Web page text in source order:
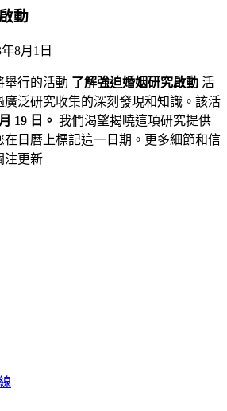
動
8月1日
舉行的活動 了解強迫婚姻研究啟動 活
泛研究收集的深刻發現和知識。該活
19 日。 我們渴望揭曉這項研究提供
在日曆上標記這一日期。更多細節和信
注更新